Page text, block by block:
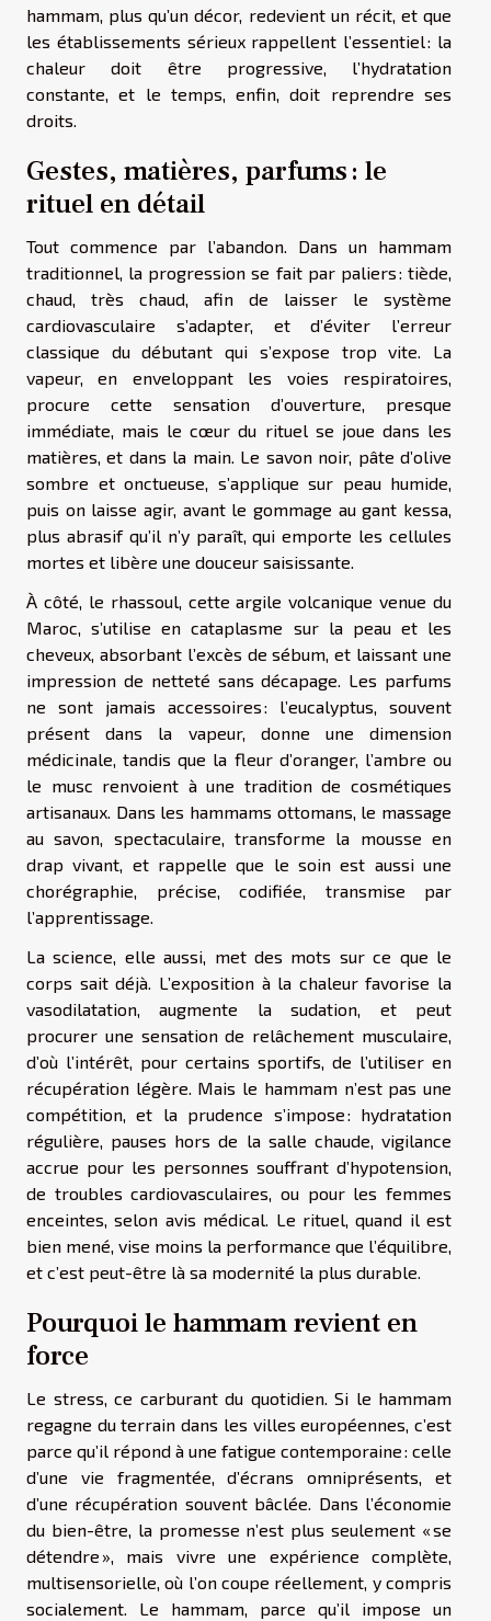
hammam, plus qu’un décor, redevient un récit, et que
les établissements sérieux rappellent l’essentiel : la
chaleur doit être progressive, l’hydratation
constante, et le temps, enfin, doit reprendre ses
droits.
Gestes, matières, parfums : le
rituel en détail
Tout commence par l’abandon. Dans un hammam
traditionnel, la progression se fait par paliers : tiède,
chaud, très chaud, afin de laisser le système
cardiovasculaire s’adapter, et d’éviter l’erreur
classique du débutant qui s’expose trop vite. La
vapeur, en enveloppant les voies respiratoires,
procure cette sensation d’ouverture, presque
immédiate, mais le cœur du rituel se joue dans les
matières, et dans la main. Le savon noir, pâte d’olive
sombre et onctueuse, s’applique sur peau humide,
puis on laisse agir, avant le gommage au gant kessa,
plus abrasif qu’il n’y paraît, qui emporte les cellules
mortes et libère une douceur saisissante.
À côté, le rhassoul, cette argile volcanique venue du
Maroc, s’utilise en cataplasme sur la peau et les
cheveux, absorbant l’excès de sébum, et laissant une
impression de netteté sans décapage. Les parfums
ne sont jamais accessoires : l’eucalyptus, souvent
présent dans la vapeur, donne une dimension
médicinale, tandis que la fleur d’oranger, l’ambre ou
le musc renvoient à une tradition de cosmétiques
artisanaux. Dans les hammams ottomans, le massage
au savon, spectaculaire, transforme la mousse en
drap vivant, et rappelle que le soin est aussi une
chorégraphie, précise, codifiée, transmise par
l’apprentissage.
La science, elle aussi, met des mots sur ce que le
corps sait déjà. L’exposition à la chaleur favorise la
vasodilatation, augmente la sudation, et peut
procurer une sensation de relâchement musculaire,
d’où l’intérêt, pour certains sportifs, de l’utiliser en
récupération légère. Mais le hammam n’est pas une
compétition, et la prudence s’impose : hydratation
régulière, pauses hors de la salle chaude, vigilance
accrue pour les personnes souffrant d’hypotension,
de troubles cardiovasculaires, ou pour les femmes
enceintes, selon avis médical. Le rituel, quand il est
bien mené, vise moins la performance que l’équilibre,
et c’est peut-être là sa modernité la plus durable.
Pourquoi le hammam revient en
force
Le stress, ce carburant du quotidien. Si le hammam
regagne du terrain dans les villes européennes, c’est
parce qu’il répond à une fatigue contemporaine : celle
d’une vie fragmentée, d’écrans omniprésents, et
d’une récupération souvent bâclée. Dans l’économie
du bien-être, la promesse n’est plus seulement « se
détendre », mais vivre une expérience complète,
multisensorielle, où l’on coupe réellement, y compris
socialement. Le hammam, parce qu’il impose un